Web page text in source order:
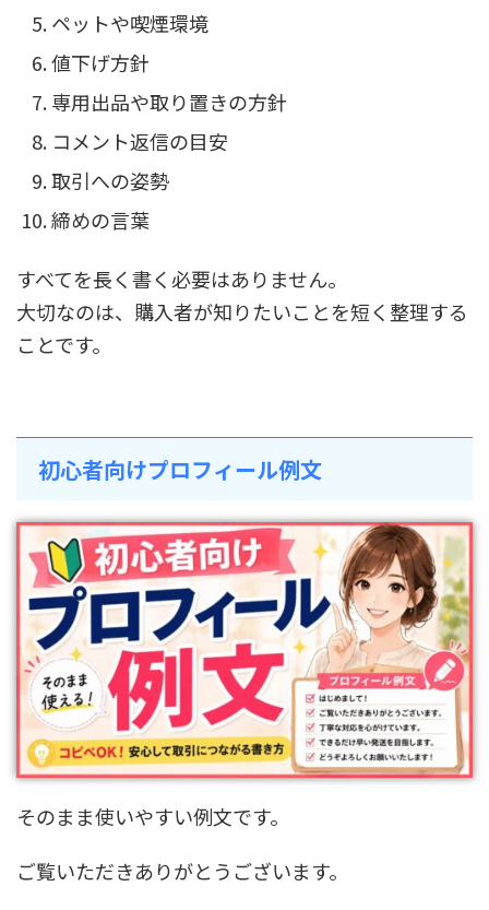
ペットや喫煙環境
値下げ方針
専用出品や取り置きの方針
コメント返信の目安
取引への姿勢
締めの言葉
すべてを長く書く必要はありません。
大切なのは、購入者が知りたいことを短く整理する
ことです。
初心者向けプロフィール例文
そのまま使いやすい例文です。
ご覧いただきありがとうございます。